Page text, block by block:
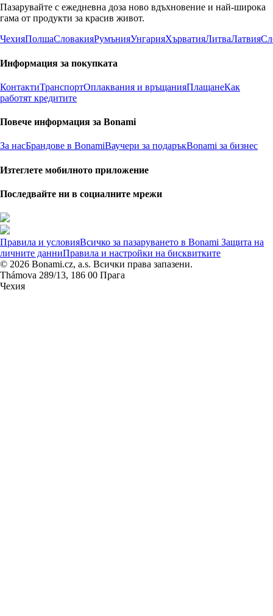
Пазарувайте с ежедневна доза ново вдъхновение и най-широка
гама от продукти за красив живот.
ЧехияПолшаСловакияРумънияУнгарияХърватияЛитваЛатвия
Информация за покупката
КонтактиТранспортОплаквания и връщанияПлащанеКак
работят кредитите
Повече информация за Bonami
За насБрандове в BonamiВаучери за подаръкBonami за бизнес
Изтеглете мобилното приложение
Последвайте ни в социалните мрежи
Правила и условияВсичко за пазаруването в Bonami Защита на
личните данниПравила и настройки на бисквитките
© 2026 Bonami.cz, a.s. Всички права запазени.
Thámova 289/13, 186 00 Прага
Чехия